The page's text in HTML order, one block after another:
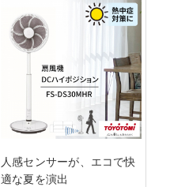
人感センサーが、エコで快
適な夏を演出